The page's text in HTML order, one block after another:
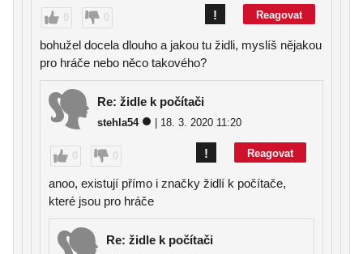
0 0 Reagovat
!
bohužel docela dlouho a jakou tu židli, myslíš nějakou
pro hráče nebo něco takového?
Re: židle k počítači
stehla54 | 18. 3. 2020 11:20
0 0 Reagovat
!
anoo, existují přímo i značky židlí k počítače,
které jsou pro hráče
Re: židle k počítači